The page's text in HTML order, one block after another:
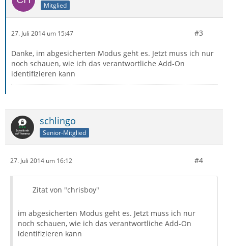
Mitglied
27. Juli 2014 um 15:47 #3
Danke, im abgesicherten Modus geht es. Jetzt muss ich nur
noch schauen, wie ich das verantwortliche Add-On
identifizieren kann
schlingo
Senior-Mitglied
27. Juli 2014 um 16:12 #4
Zitat von "chrisboy"
im abgesicherten Modus geht es. Jetzt muss ich nur
noch schauen, wie ich das verantwortliche Add-On
identifizieren kann